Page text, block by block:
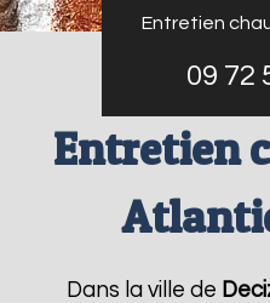
Entretien
09 72
Entretien
Dans la ville de